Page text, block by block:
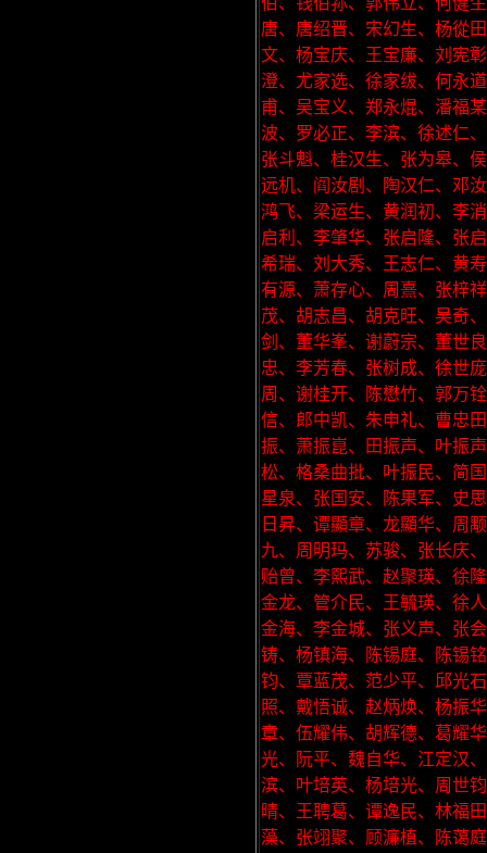
唐、唐绍晋、宋幻生、杨從
文、杨宝庆、王宝廉、刘宪
澄、尤家选、徐家绂、何永
甫、吴宝义、郑永焜、潘福
波、罗必正、李滨、徐述仁
张斗魁、桂汉生、张为皋、
远机、阎汝剧、陶汉仁、邓
鸿飞、梁运生、黄润初、李
启利、李肇华、张启隆、张
希瑞、刘大秀、王志仁、黄
有源、萧存心、周熹、张梓
茂、胡志昌、胡克旺、吴奇
剑、董华峯、谢蔚宗、董世
忠、李芳春、张树成、徐世
周、谢桂开、陈懋竹、郭万
信、郎中凯、朱申礼、曹忠
振、萧振崑、田振声、叶振
松、格桑曲批、叶振民、简
星泉、张国安、陈果军、史
日昇、谭顯章、龙顯华、周
九、周明玛、苏骏、张长庆
贻曾、李熙武、赵聚瑛、徐
金龙、管介民、王毓瑛、徐
金海、李金城、张义声、张
铸、杨镇海、陈锡庭、陈锡
钧、覃蓝茂、范少平、邱光
照、戴悟诚、赵炳焕、杨振
章、伍耀伟、胡辉德、葛耀
光、阮平、魏自华、江定汉
滨、叶培英、杨培光、周世
晴、王聘葛、谭逸民、林福
藻、张翊聚、顾濂植、陈蔼